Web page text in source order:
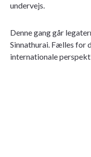
undervejs.
Denne gang går
Sinnathurai. Fælles for
internationale